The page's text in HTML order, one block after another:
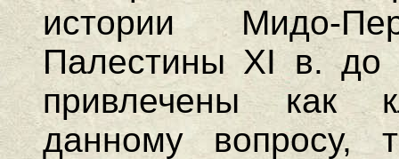
истории Мидо-
Палестины XI в.
привлечены как
данному вопросу,